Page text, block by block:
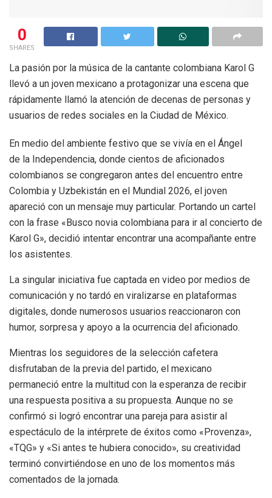
0
SHARES
La pasión por la música de la cantante colombiana Karol G
llevó a un joven mexicano a protagonizar una escena que
rápidamente llamó la atención de decenas de personas y
usuarios de redes sociales en la Ciudad de México.
En medio del ambiente festivo que se vivía en el Ángel
de la Independencia, donde cientos de aficionados
colombianos se congregaron antes del encuentro entre
Colombia y Uzbekistán en el Mundial 2026, el joven
apareció con un mensaje muy particular. Portando un cartel
con la frase «Busco novia colombiana para ir al concierto de
Karol G», decidió intentar encontrar una acompañante entre
los asistentes.
La singular iniciativa fue captada en video por medios de
comunicación y no tardó en viralizarse en plataformas
digitales, donde numerosos usuarios reaccionaron con
humor, sorpresa y apoyo a la ocurrencia del aficionado.
Mientras los seguidores de la selección cafetera
disfrutaban de la previa del partido, el mexicano
permaneció entre la multitud con la esperanza de recibir
una respuesta positiva a su propuesta. Aunque no se
confirmó si logró encontrar una pareja para asistir al
espectáculo de la intérprete de éxitos como «Provenza»,
«TQG» y «Si antes te hubiera conocido», su creatividad
terminó convirtiéndose en uno de los momentos más
comentados de la jornada.